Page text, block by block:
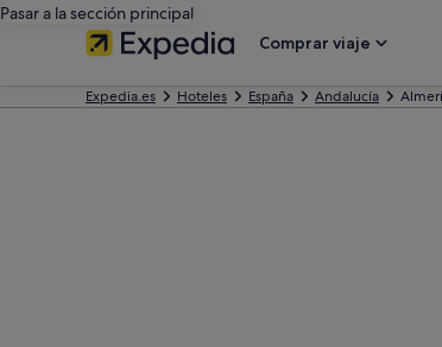
Pasar a la sección principal
Comprar viaje
Expedia.es Hoteles España Andalucía